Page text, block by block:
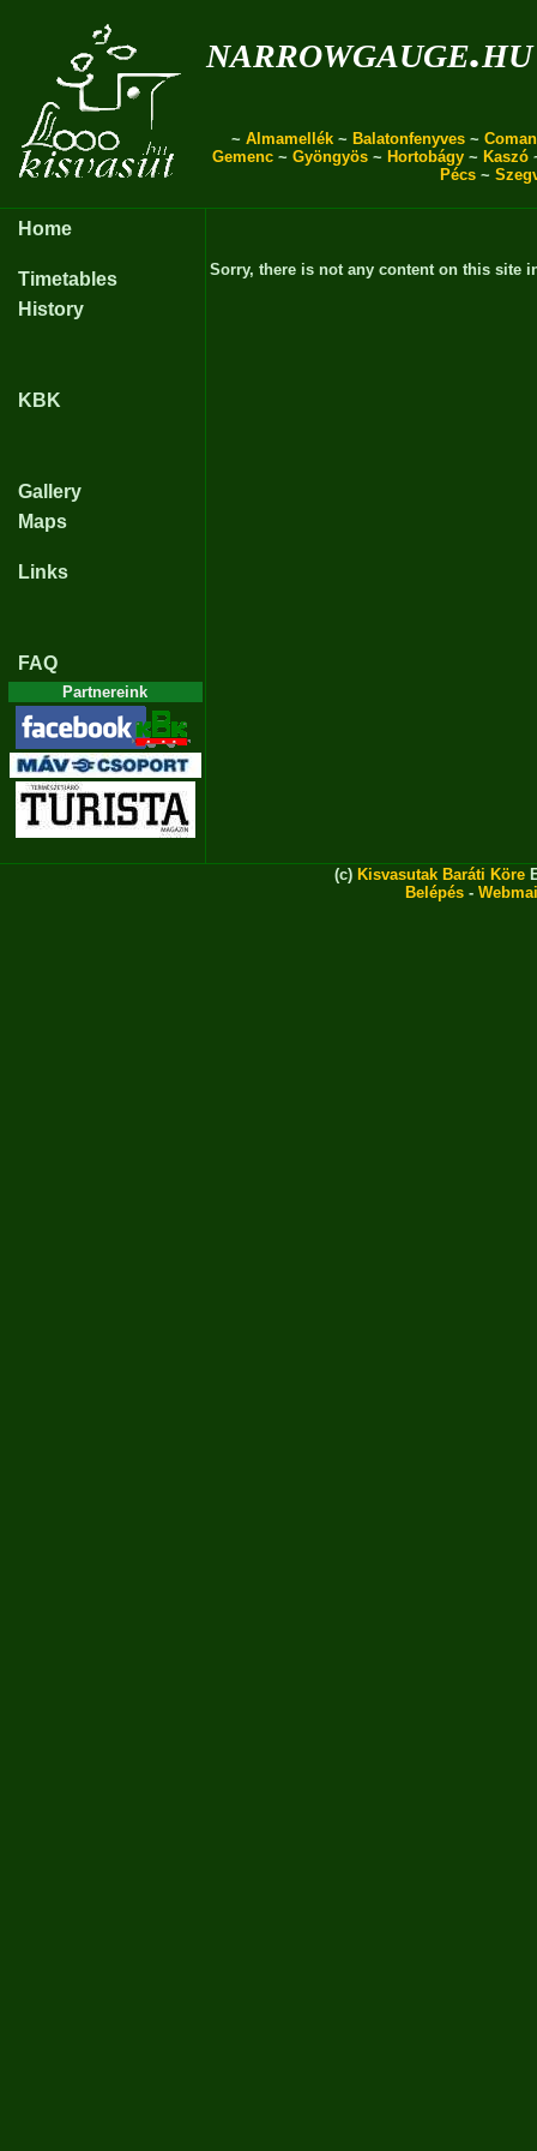
narrowgauge.hu
~ Almamellék ~ Balatonfenyves ~
Gemenc ~ Gyöngyös ~ Hortobágy ~ Kaszó
Pécs ~
Home
Timetables
History
KBK
Gallery
Maps
Links
FAQ
Partnereink
Sorry, there is not any content on this site
(c) Kisvasutak Baráti Köre
Belépés -